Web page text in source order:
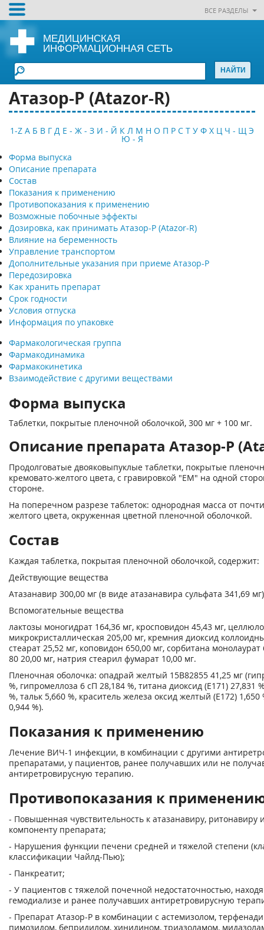
ВСЕ РАЗДЕЛЫ
МЕДИЦИНСКАЯ
ИНФОРМАЦИОННАЯ СЕТЬ
Атазор-Р (Atazor-R)
1-Z А Б В Г Д Е - Ж - З И - Й К Л М Н О П Р С Т У Ф Х Ц Ч - Щ Э
Ю - Я
Форма выпуска
Описание препарата
Состав
Показания к применению
Противопоказания к применению
Возможные побочные эффекты
Дозировка, как принимать Атазор-Р (Atazor-R)
Влияние на беременность
Управление транспортом
Дополнительные указания при приеме Атазор-Р
Передозировка
Как хранить препарат
Срок годности
Условия отпуска
Информация по упаковке
Фармакологическая группа
Фармакодинамика
Фармакокинетика
Взаимодействие с другими веществами
Форма выпуска
Таблетки, покрытые пленочной оболочкой, 300 мг + 100 мг.
Описание препарата Атазор-Р
Продолговатые двояковыпуклые таблетки, покрытые
кремовато-желтого цвета, с гравировкой "ЕМ" на одной
стороне.
На поперечном разрезе таблеток: однородная масса от
желтого цвета, окруженная цветной пленочной оболочкой.
Состав
Каждая таблетка, покрытая пленочной оболочкой, содержит:
Действующие вещества
Атазанавир 300,00 мг (в виде атазанавира сульфата 341,69
Вспомогательные вещества
лактозы моногидрат 164,36 мг, кросповидон 45,43 мг,
микрокристаллическая 205,00 мг, кремния диоксид
стеарат 25,52 мг, коповидон 650,00 мг, сорбитана
80 20,00 мг, натрия стеарил фумарат 10,00 мг.
Пленочная оболочка: опадрай желтый 15В82855 41,25 мг
%, гипромеллоза 6 сП 28,184 %, титана диоксид (Е171) 27,831
%, тальк 5,660 %, краситель железа оксид желтый (Е172) 1,650
0,944 %).
Показания к применению
Лечение ВИЧ-1 инфекции, в комбинации с другими
препаратами, у пациентов, ранее получавших или не
антиретровирусную терапию.
Противопоказания к
- Повышенная чувствительность к атазанавиру, ритонавиру
компоненту препарата;
- Нарушения функции печени средней и тяжелой степени
классификации Чайлд-Пью);
- Панкреатит;
- У пациентов с тяжелой почечной недостаточностью,
гемодиализе и ранее получавших антиретровирусную
- Препарат Атазор-Р в комбинации с астемизолом,
пимозидом, бепридилом, хинидином, триазоламом,